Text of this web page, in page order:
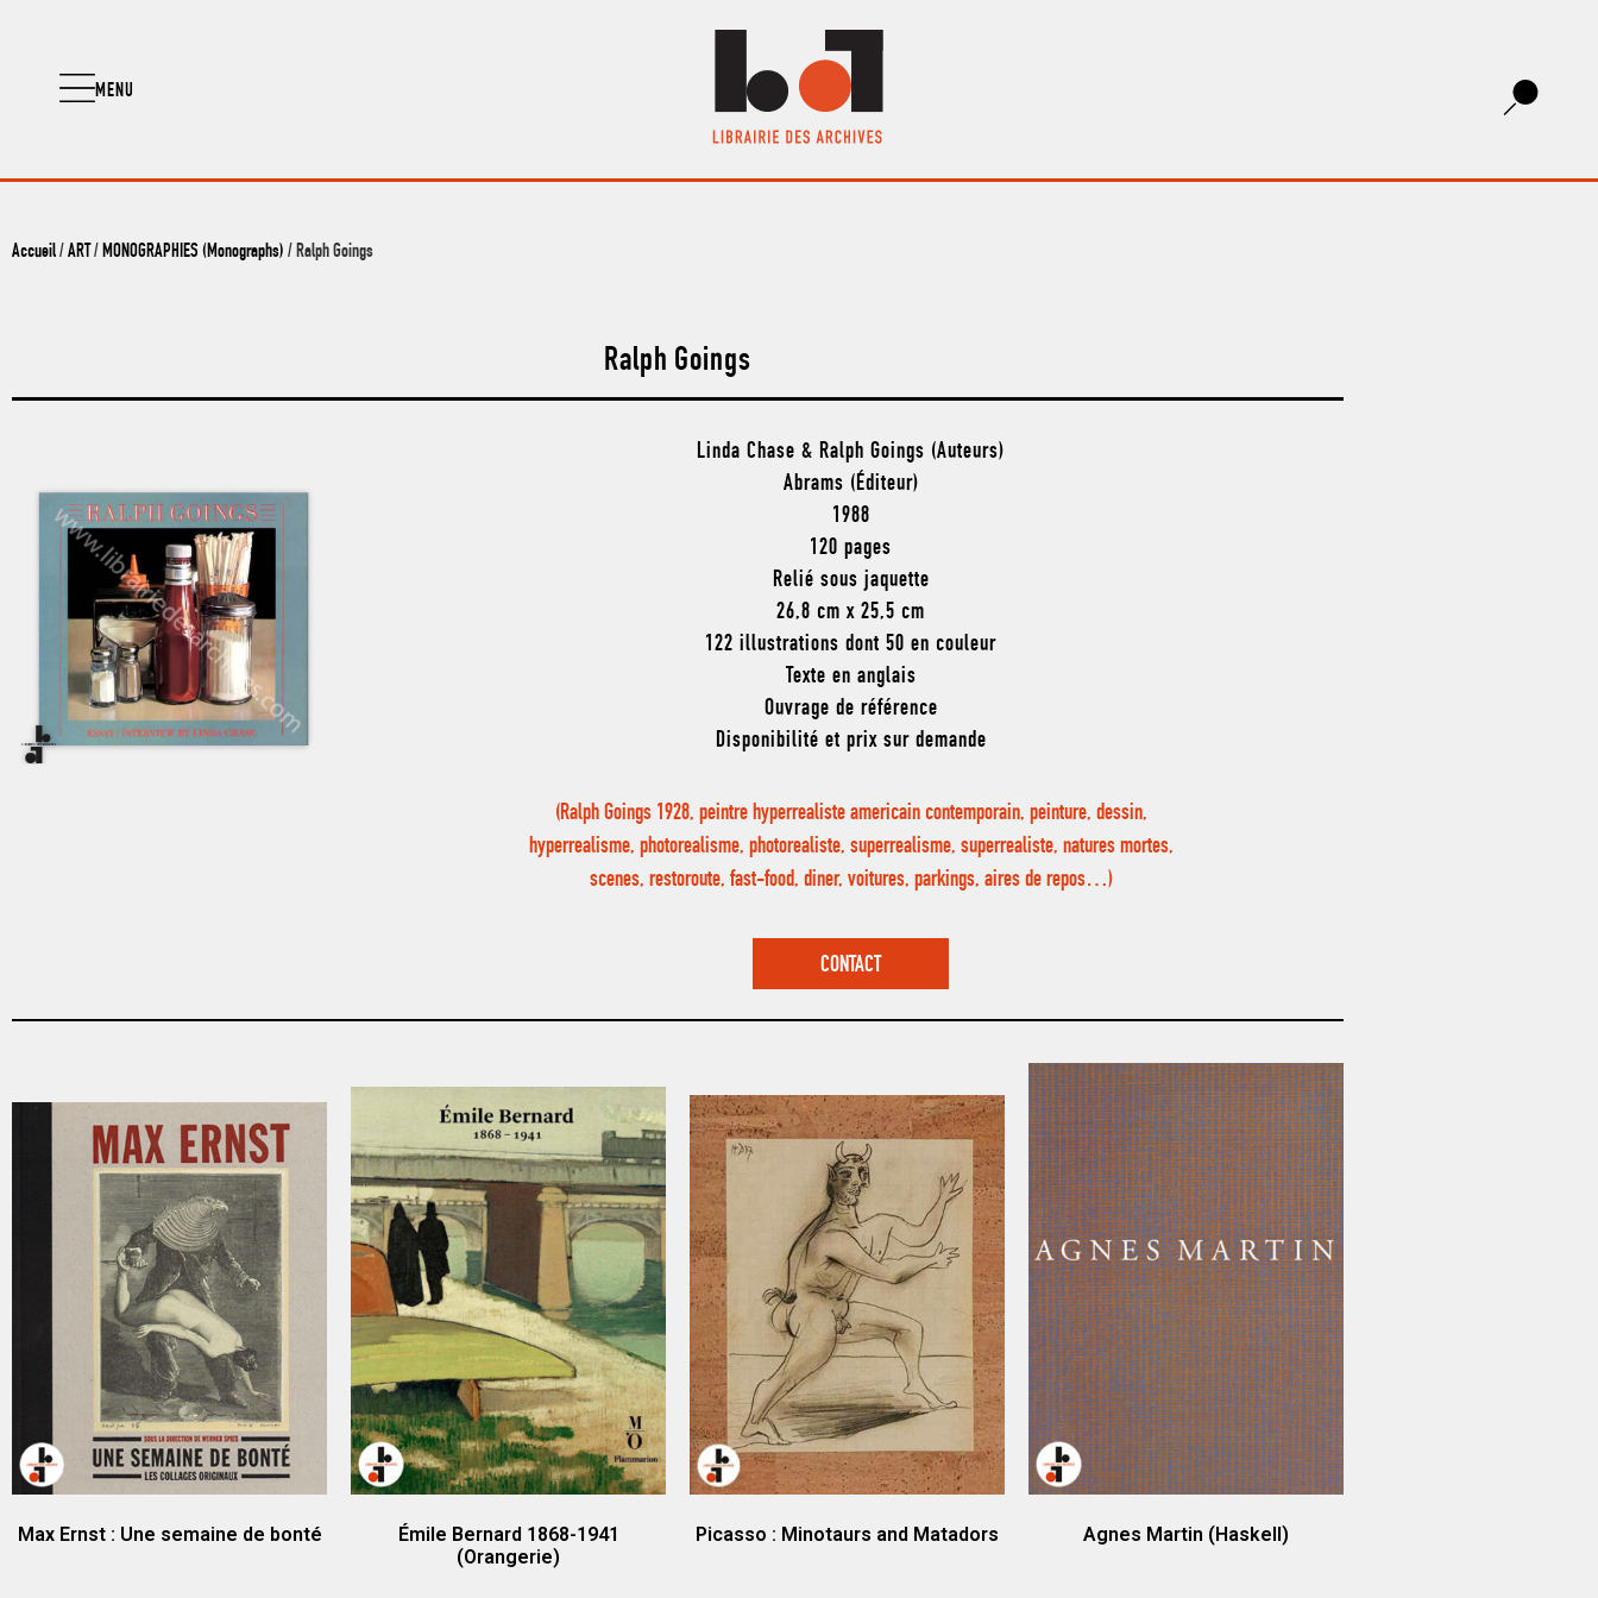
MENU
Accueil/ ART / MONOGRAPHIES (Monographs) / Ralph Goings
Ralph Goings
Linda Chase & Ralph Goings (Auteurs)
Abrams (Éditeur)
1988
120 pages
Relié sous jaquette
26,8 cm x 25,5 cm
122 illustrations dont 50 en couleur
Texte en anglais
Ouvrage de référence
Disponibilité et prix sur demande
(Ralph Goings 1928, peintre hyperrealiste americain contemporain, peinture, dessin,
hyperrealisme, photorealisme, photorealiste, superrealisme, superrealiste, natures mortes,
scenes, restoroute, fast-food, diner, voitures, parkings, aires de repos…)
CONTACT
Max Ernst : Une semaine de bonté
Émile Bernard 1868-1941
(Orangerie)
Picasso : Minotaurs and Matadors Agnes Martin (Haskell)